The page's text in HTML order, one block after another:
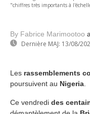
"chiffres très importants à
By Fabrice Marimootoo
Dernière MAJ: 13/08/
Les rassemblements
poursuivent au Nigeria
Ce vendredi des